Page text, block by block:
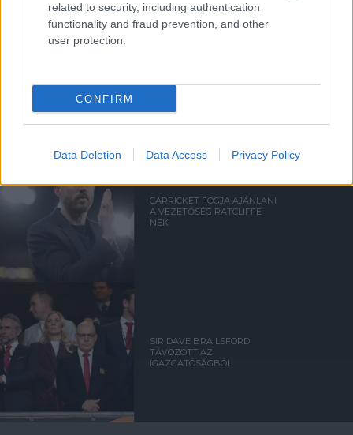
related to security, including authentication
functionality and fraud prevention, and other
user protection.
CONFIRM
Data Deletion Data Access Privacy Policy
MANCHESTER UNITED
CARRICKET FOGJA AJÁNLANI
A VEZETŐSÉG RATCLIFFE-
NEK
SIR DAVE BRAILSFORD
TÁVOZOTT AZ
IGAZGATÓSÁGBÓL